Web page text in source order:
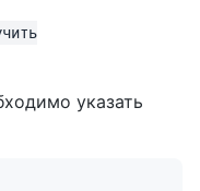
указать